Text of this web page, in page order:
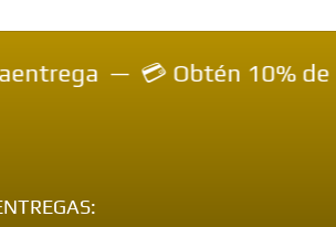
💳 Obtén 10% de